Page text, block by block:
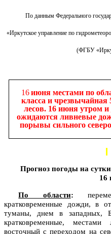
По данным Федерального
«Иркутское управление по
(ФГБУ
16 июня местами по
класса и чрезвычайная
лесов. 16 июня утром
ожидаются ливневые
порывы сильного
Прогноз погоды на
16
По области:
кратковременные дожди, в
туманы, днем в западных,
кратковременные,
восточный с переходом на